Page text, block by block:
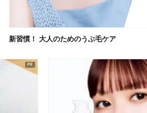
新習慣！ 大人のためのうぶ毛ケア